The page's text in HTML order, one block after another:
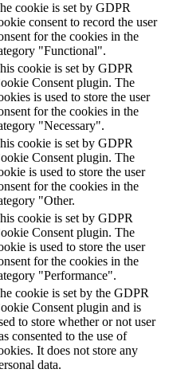
cookie is set by GDPR
consent to record the user
for the cookies in the
"Functional".
cookie is set by GDPR
Consent plugin. The
is used to store the user
for the cookies in the
"Necessary".
cookie is set by GDPR
Consent plugin. The
is used to store the user
for the cookies in the
"Other.
cookie is set by GDPR
Consent plugin. The
is used to store the user
for the cookies in the
"Performance".
cookie is set by the GDPR
Consent plugin and is
to store whether or not user
consented to the use of
It does not store any
data.